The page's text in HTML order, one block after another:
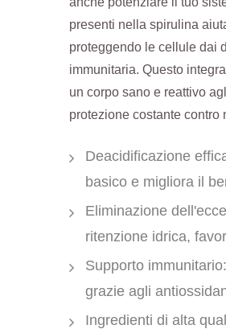
presenti nella spirulina
proteggendo le cellule dai
immunitaria. Questo
un corpo sano e reattivo
protezione costante contro
Deacidificazione
basico e migliora il
Eliminazione
ritenzione idrica,
Supporto
grazie agli
Ingredienti di alta